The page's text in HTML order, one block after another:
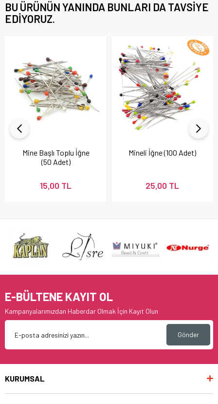
BU ÜRÜNÜN YANINDA BUNLARI DA TAVSIYE
EDIYORUZ.
Mine Başlı Toplu İğne
(50 Adet)
15,00 TL
Mineli İğne (100 Adet)
25,00 TL
E-BÜLTENE KAYIT OL
Kampanyalarımızdan Haberdar Olmak İçin Kayıt Olun
Gönder
KURUMSAL